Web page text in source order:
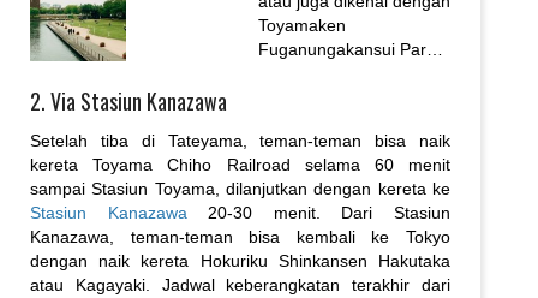
favorit wisata dan
hanami....
Toyamaken
Fuganungakansui Park
Jepang. Kita bisa
menikmati
pemandangan empat
musim dalam satu
tempat di sini....
2. Via Stasiun Kanazawa
Setelah tiba di Tateyama, teman-teman bisa naik
kereta Toyama Chiho Railroad selama 60 menit
sampai Stasiun Toyama, dilanjutkan dengan kereta ke
Stasiun Kanazawa 20-30 menit. Dari Stasiun
Kanazawa, teman-teman bisa kembali ke Tokyo
dengan naik kereta Hokuriku Shinkansen Hakutaka
atau Kagayaki. Jadwal keberangkatan terakhir dari